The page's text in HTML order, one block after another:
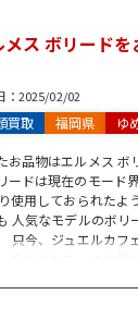
問合せだけ、ご査定
心よりお待ち致して
メス ボリード
： 2025/02/02
買取 福岡県 ゆ
お品物はエルメス ボ
ードは現在のモード
使用しておられたよ
人気なモデルのボリ
只今、ジュエルカフ
ております。 この機
取は1点から承って